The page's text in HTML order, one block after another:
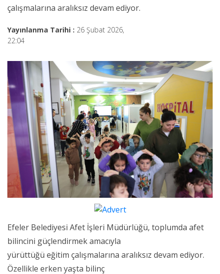
çalışmalarına aralıksız devam ediyor.
Yayınlanma Tarihi : 26 Şubat 2026,
22:04
Efeler Belediyesi Afet İşleri Müdürlüğü, toplumda afet
bilincini güçlendirmek amacıyla
yürüttüğü eğitim çalışmalarına aralıksız devam ediyor.
Özellikle erken yaşta bilinç